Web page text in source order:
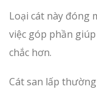
Loại cát này đóng
việc góp phần
chắc hơn.
Cát san lấp